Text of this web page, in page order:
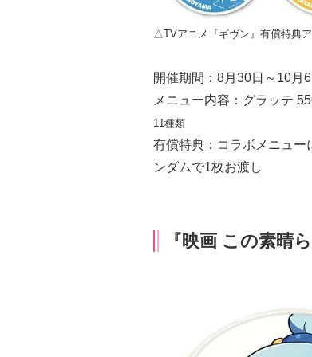
△TVアニメ『ギヴン』有償特典
開催期間：8月30日～10月6
メニュー内容：グラッテ
11種類
有償特典：コラボメニュー
ンダムで1枚お渡し
『映画 この素晴